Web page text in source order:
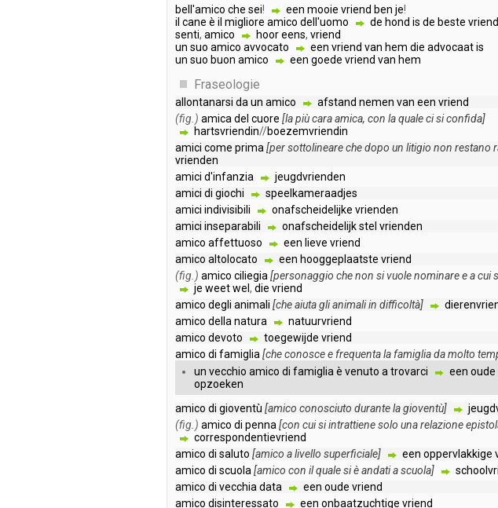
bell'amico che sei! een mooie vriend ben je!
il cane è il migliore amico dell'uomo de hond is de beste vriend
senti, amico hooreens, vriend
un suo amico avvocato een vriend van hem die advocaatis
un suo buon amico een goede vriend van hem
Fraseologie
allontanarsi da un amico afstand nemen van een vriend
(fig.) amica del cuore [lapiùcaraamica, con laqualecisiconfida]
hartsvriendin//boezemvriendin
amici come prima [persottolinearechedopo un litigio non restano
vrienden
amici d'infanzia
jeugdvrienden
amici di giochi
speelkameraadjes
amici indivisibili onafscheidelijke vrienden
amici inseparabili onafscheidelijkstel vrienden
amico affettuoso een lieve vriend
amico altolocato een hooggeplaatste vriend
(fig.) amico ciliegia [personaggio chenon sivuolenominareeacui
je weetwel , die vriend
amico degli animali [cheaiutaglianimaliin difficoltà]
amico della natura
natuurvriend
amico devoto toegewijde vriend
amico di famiglia [checonoscee frequentala famigliadamolto
un vecchio amico di famiglia è venuto a trovarci een oude
opzoeken
amico di gioventù [amico conosciuto durantelagioventù]
(fig.) amico di penna [con cuisiintrattienesolo unarelazione
correspondentievriend
amico di saluto [amico alivello superficiale] een oppervlakkige
amico di scuola [amico con ilqualesièandatiascuola]
amico di vecchia data een oude vriend
amico disinteressato een onbaatzuchtige vriend